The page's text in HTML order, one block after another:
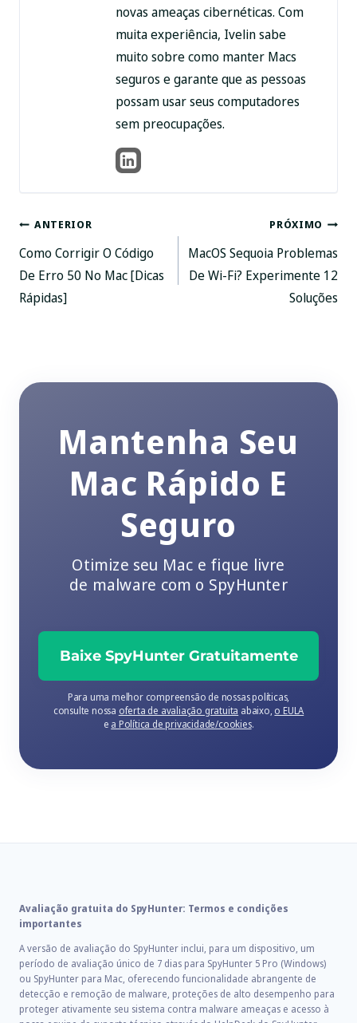
novas ameaças cibernéticas. Com
muita experiência, Ivelin sabe
muito sobre como manter Macs
seguros e garante que as pessoas
possam usar seus computadores
sem preocupações.
Pós-
navegação
ANTERIOR
Como Corrigir O Código
De Erro 50 No Mac [Dicas
Rápidas]
PRÓXIMO
MacOS Sequoia Problemas
De Wi-Fi? Experimente 12
Soluções
Mantenha Seu
Mac Rápido E
Seguro
Otimize seu Mac e fique livre
de malware com o SpyHunter
Baixe SpyHunter Gratuitamente
Para uma melhor compreensão de nossas políticas,
consulte nossa oferta de avaliação gratuita abaixo, o EULA
e a Política de privacidade/cookies.
Avaliação gratuita do SpyHunter: Termos e condições
importantes
A versão de avaliação do SpyHunter inclui, para um dispositivo, um
período de avaliação único de 7 dias para SpyHunter 5 Pro (Windows)
ou SpyHunter para Mac, oferecendo funcionalidade abrangente de
detecção e remoção de malware, proteções de alto desempenho para
proteger ativamente seu sistema contra malware ameaças e acesso à